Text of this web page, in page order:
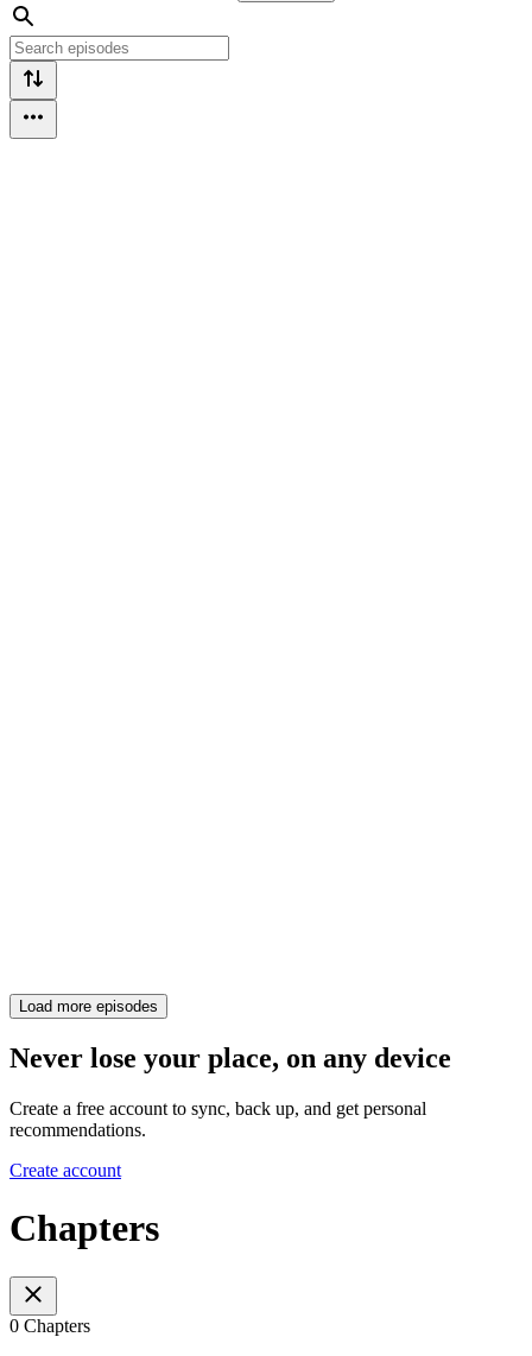
Load more episodes
Never lose your place, on any device
Create a free account to sync, back up, and get personal
recommendations.
Create account
Chapters
0 Chapters